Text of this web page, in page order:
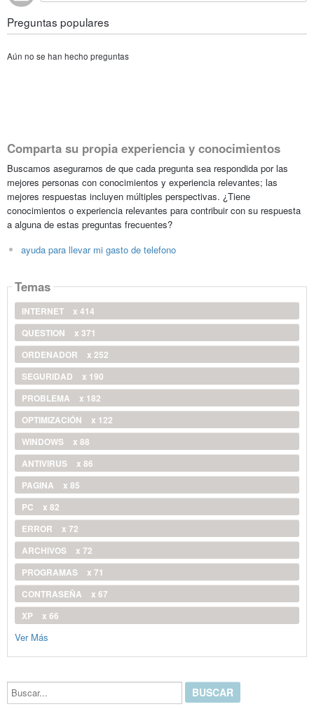
Preguntas populares
Aún no se han hecho preguntas
Comparta su propia experiencia y conocimientos
Buscamos asegurarnos de que cada pregunta sea respondida por las
mejores personas con conocimientos y experiencia relevantes; las
mejores respuestas incluyen múltiples perspectivas. ¿Tiene
conocimientos o experiencia relevantes para contribuir con su respuesta
a alguna de estas preguntas frecuentes?
ayuda para llevar mi gasto de telefono
Temas
INTERNET
x 414
QUESTION
x 371
ORDENADOR
x 252
SEGURIDAD
x 190
PROBLEMA
x 182
OPTIMIZACIÓN
x 122
WINDOWS
x 88
ANTIVIRUS
x 86
PAGINA
x 85
PC
x 82
ERROR
x 72
ARCHIVOS
x 72
PROGRAMAS
x 71
CONTRASEÑA
x 67
XP
x 66
Ver Más
Buscar...